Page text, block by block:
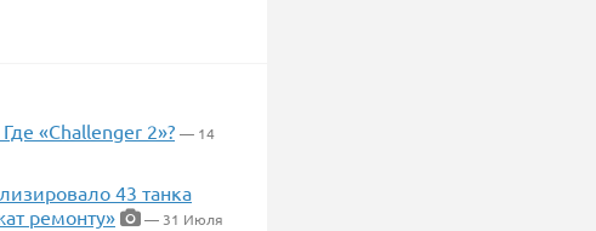
«Challenger 2»? — 14
43 танка
ремонту»
— 31 Июля